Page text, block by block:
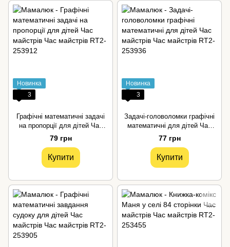
Новинка
3
Графічні математичні задачі
на пропорції для дітей Час
майстрів
79 грн
Купити
Новинка
3
Задачі-головоломки графічні
математичні для дітей Час
майстрів
77 грн
Купити